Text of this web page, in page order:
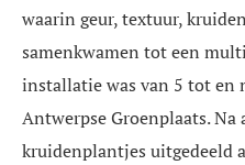
waarin geur, textuur,
samenkwamen tot een
installatie was van 5 tot en
Antwerpse Groenplaats. Na
kruidenplantjes uitgedeeld